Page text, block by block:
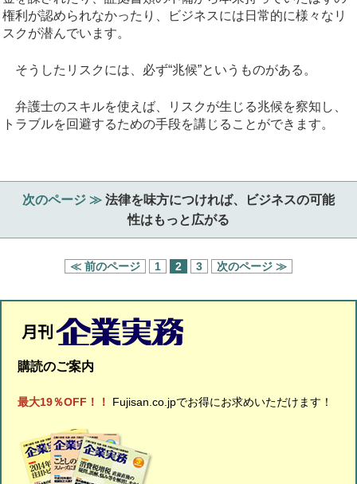
権利が認められなかったり、ビジネスには日常的に様々なリ
スクが潜んでいます。
そうしたリスクには、必ず“兆候”というものがある。
弁護士のスキルを使えば、リスクが生じる兆候を察知し、
トラブルを回避するための手段を講じることができます。
次のページ ≫ 法律を味方につければ、ビジネスの可能
性はもっと広がる
≪ 前のページ 1 2 3 次のページ ≫
購読のご案内
最大19％OFF！！ Fujisan.co.jpでお得にお求めいただけます！